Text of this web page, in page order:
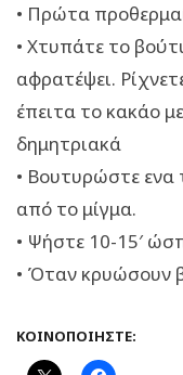
• Πρώτα
• Χτυπάτε το
αφρατέψει.
έπειτα το κακάο
δημητριακά
• Βουτυρώστε ενα
από το μίγμα.
• Ψήστε 10-15′
• Όταν κρυώσουν
ΚΟΙΝΟΠΟΙΉΣΤΕ: